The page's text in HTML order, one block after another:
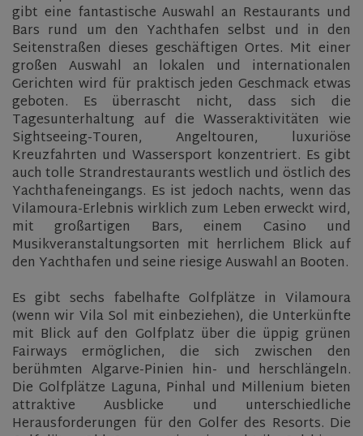
gibt eine fantastische Auswahl an Restaurants und
Bars rund um den Yachthafen selbst und in den
Seitenstraßen dieses geschäftigen Ortes. Mit einer
großen Auswahl an lokalen und internationalen
Gerichten wird für praktisch jeden Geschmack etwas
geboten. Es überrascht nicht, dass sich die
Tagesunterhaltung auf die Wasseraktivitäten wie
Sightseeing-Touren, Angeltouren, luxuriöse
Kreuzfahrten und Wassersport konzentriert. Es gibt
auch tolle Strandrestaurants westlich und östlich des
Yachthafeneingangs. Es ist jedoch nachts, wenn das
Vilamoura-Erlebnis wirklich zum Leben erweckt wird,
mit großartigen Bars, einem Casino und
Musikveranstaltungsorten mit herrlichem Blick auf
den Yachthafen und seine riesige Auswahl an Booten.
Es gibt sechs fabelhafte Golfplätze in Vilamoura
(wenn wir Vila Sol mit einbeziehen), die Unterkünfte
mit Blick auf den Golfplatz über die üppig grünen
Fairways ermöglichen, die sich zwischen den
berühmten Algarve-Pinien hin- und herschlängeln.
Die Golfplätze Laguna, Pinhal und Millenium bieten
attraktive Ausblicke und unterschiedliche
Herausforderungen für den Golfer des Resorts. Die